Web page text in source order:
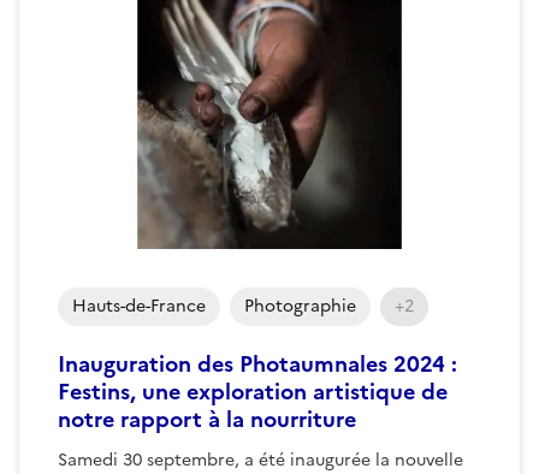
Inauguration des Photaumnales 2024 :
Festins, une exploration artistique de
notre rapport à la nourriture
Samedi 30 septembre, a été inaugurée la nouvelle
Hauts-de-France Photographie +2